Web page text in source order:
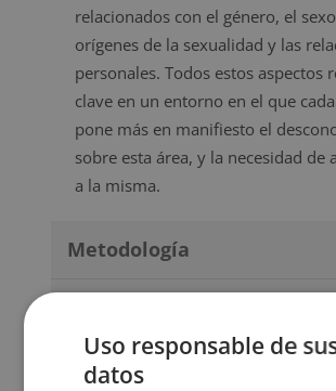
relacionados con el género, el
orígenes de la sexualidad y las
personales. Todos estos aspectos
clave en un entorno en el que
pone más en manifiesto el
sobre esta área, y la necesidad de
a la misma.
Metodología
Temario
Uso responsable de
datos